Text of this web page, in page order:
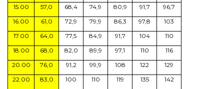
15.00
57,0 68,4 74,9 80,9 91,7
96,7
16.00
61,0 72,9 79,9 86,3 97,8
103
17.00
64,0 77,5 84,9 91,7 104
110
18.00
68,0 82,0 89,9 97,1 110
116
20.00
76,0 91,2 99,9 108 122
129
22.00
83,0 100 110 119 135
142